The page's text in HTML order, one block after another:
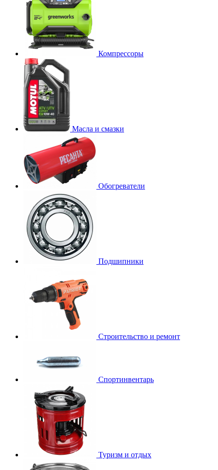
Компрессоры
Масла и смазки
Обогреватели
Подшипники
Строительство и ремонт
Спортинвентарь
Туризм и отдых